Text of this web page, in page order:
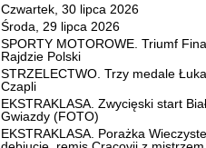
Czwartek, 30 lipca 2026
Środa, 29 lipca 2026
SPORTY MOTOROWE. Triumf
Rajdzie Polski
STRZELECTWO. Trzy medale
Czapli
EKSTRAKLASA. Zwycięski start
Gwiazdy (FOTO)
EKSTRAKLASA. Porażka